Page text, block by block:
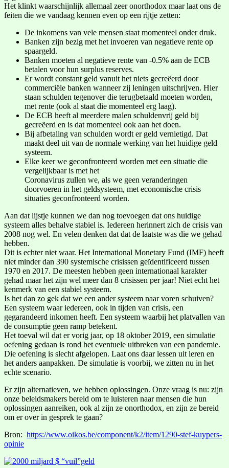
Het klinkt waarschijnlijk allemaal zeer onorthodox maar laat ons de
feiten die we vandaag kennen even op een rijtje zetten:
De inkomens van vele mensen staat momenteel onder druk.
Banken zijn bezig met het invoeren van negatieve rente op
spaargeld.
Banken moeten al negatieve rente van -0.5% aan de ECB
betalen voor hun surplus reserves.
Er wordt constant geld vanuit het niets gecreëerd door
commerciële banken wanneer zij leningen uitschrijven. Hier
staan schulden tegenover die terugbetaald moeten worden,
met rente (ook al staat die momenteel erg laag).
De ECB heeft al meerdere malen schuldenvrij geld bij
gecreëerd en is dat momenteel ook aan het doen.
Bij afbetaling van schulden wordt er geld vernietigd. Dat
maakt deel uit van de normale werking van het huidige geld
systeem.
Elke keer we geconfronteerd worden met een situatie die
vergelijkbaar is met het
Coronavirus zullen we, als we geen veranderingen
doorvoeren in het geldsysteem, met economische crisis
situaties geconfronteerd worden.
Aan dat lijstje kunnen we dan nog toevoegen dat ons huidige
systeem alles behalve stabiel is. Iedereen herinnert zich de crisis van
2008 nog wel. En velen denken dat dat de laatste was die we gehad
hebben.
Dit is echter niet waar. Het International Monetary Fund (IMF) heeft
niet minder dan 390 systemische crisissen geïdentificeerd tussen
1970 en 2017. De meesten hebben geen internationaal karakter
gehad maar het zijn wel meer dan 8 crisissen per jaar! Niet echt het
kenmerk van een stabiel systeem.
Is het dan zo gek dat we een ander systeem naar voren schuiven?
Een systeem waar iedereen, ook in tijden van crisis, een
gegarandeerd inkomen heeft. Een systeem waarbij het platvallen van
de consumptie geen ramp betekent.
Het toeval wil dat er vorig jaar, op 18 oktober 2019, een simulatie
oefening gedaan is rond het eventuele uitbreken van een pandemie.
Die oefening is slecht afgelopen. Laat ons daar lessen uit leren en
het anders aanpakken. De simulatie is voorbij, we zitten nu in het
echte scenario.
Er zijn alternatieven, we hebben oplossingen. Onze vraag is nu: zijn
onze beleidsmakers bereid om te luisteren naar mensen die hun
oplossingen aanreiken, ook al zijn ze onorthodox, en zijn ze bereid
om er over in gesprek te gaan?
Bron: https://www.oikos.be/component/k2/item/1290-stef-kuypers-
opinie